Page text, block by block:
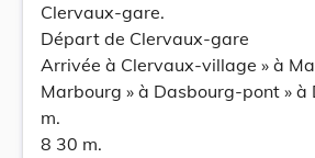
Clervaux-gare.
Départ de Clervaux-gare
Arrivée à Clervaux-village » à
Marbourg » à Dasbourg-pont » à
m.
8 30 m.